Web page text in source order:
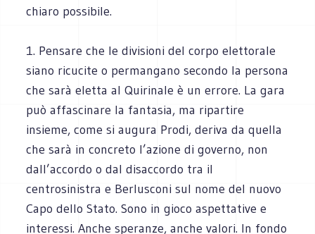
chiaro possibile.
1. Pensare che le divisioni del corpo elettorale
siano ricucite o permangano secondo la persona
che sarà eletta al Quirinale è un errore. La gara
può affascinare la fantasia, ma ripartire
insieme, come si augura Prodi, deriva da quella
che sarà in concreto l’azione di governo, non
dall’accordo o dal disaccordo tra il
centrosinistra e Berlusconi sul nome del nuovo
Capo dello Stato. Sono in gioco aspettative e
interessi. Anche speranze, anche valori. In fondo